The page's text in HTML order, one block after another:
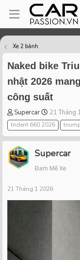
Xe 2 bánh
Naked bike
nhật 2026
công suất
T
h
r
e
a
d
s
a
r
Supercar
S
t
a
r
t
a
e
21 Tháng
trident 660 2026
Supercar
Đam Mê Xe
21 Tháng 1 2026